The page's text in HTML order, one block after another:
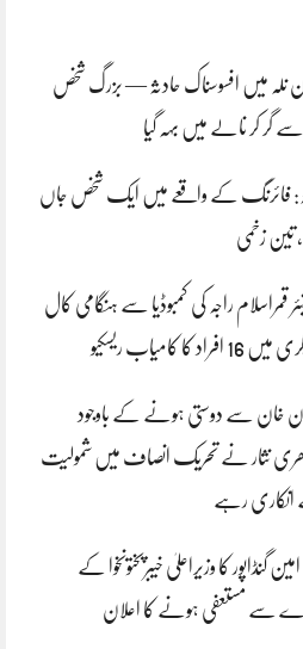
نلہ میں افسوسناک حادثہ — بزرگ شخص
سے گر کر نالے میں بہہ گیا
فائرنگ کے واقعے میں ایک شخص جاں
تین زخمی
قمراسلام راجہ کی کمبوڈیا سے ہنگامی کال
افراد کا کامیاب ریسکیو
خان سے دوستی ہونے کے باوجود
نثار نے تحریک انصاف میں شمولیت
انکاری رہے
گنڈاپور کا وزیراعلیٰ خیبرپختونخوا کے
سے مستعفی ہونے کا اعلان